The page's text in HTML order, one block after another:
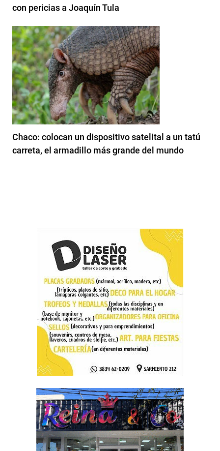
con pericias a Joaquín Tula
Chaco: colocan un dispositivo satelital a un tatú
carreta, el armadillo más grande del mundo